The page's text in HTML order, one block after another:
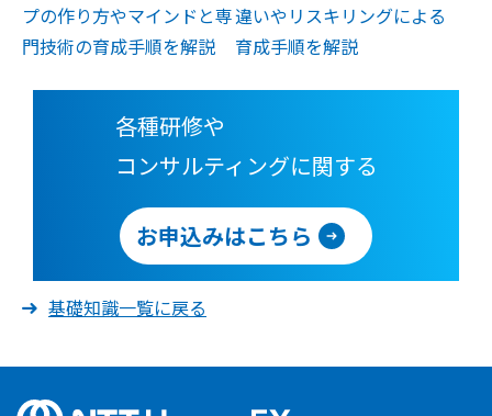
プの作り方やマインドと専
門技術の育成手順を解説
違いやリスキリングによる
育成手順を解説
各種研修や
コンサルティングに関する
お申込みはこちら
基礎知識一覧に戻る